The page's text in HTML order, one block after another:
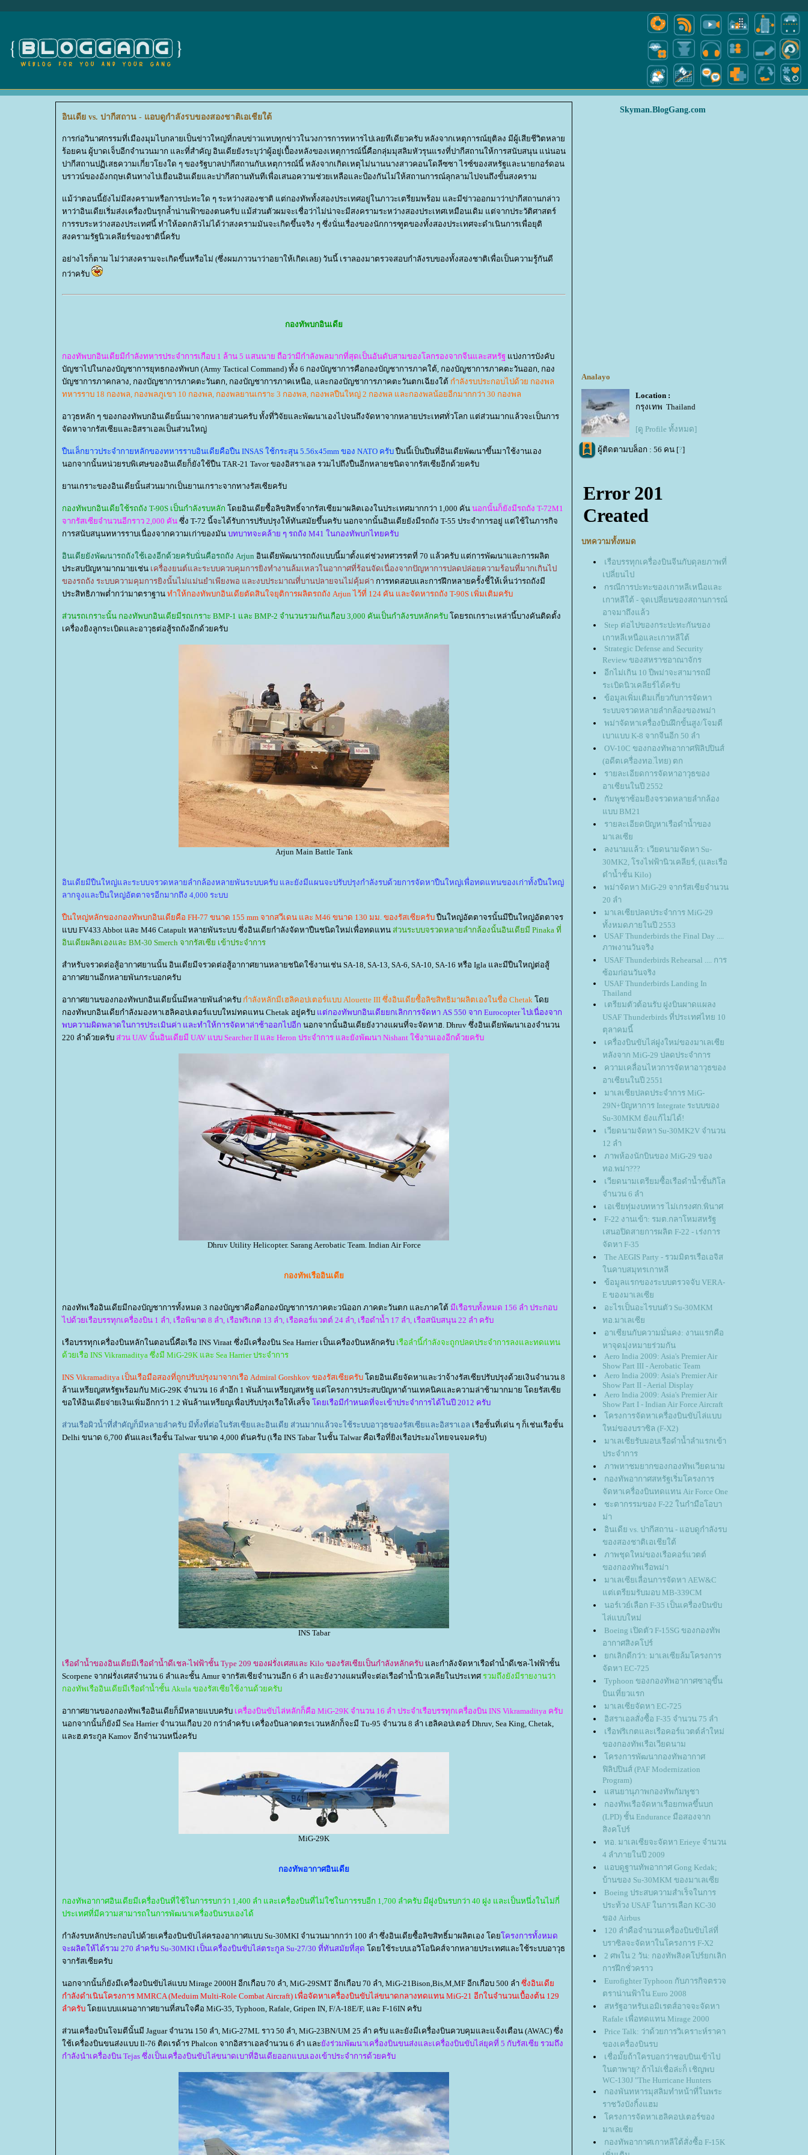
อินเดีย vs. ปากีสถาน - แอบดูกำลังรบของสองชาติเอเชียใต้
การก่อวินาศกรรมที่เมืองมุมไบกลายเป็นข่าวใหญ่ที่กลบข่าวแทบทุกข่าวในวงการการทหารไปเลยทีเดียวครับ หลังจากเหตุการณ์ยุติลง มีผู้เสียชีวิตหลา
ร้อยคน ผู้บาดเจ็บอีกจำนวนมาก และที่สำคัญ อินเดียยังระบุว่าผู้อยู่เบื้องหลังของเหตุการณ์นี้คือกลุ่มมุสลิมหัวรุนแรงที่ปากีสถานให้การสนับสนุน แน่นอน
ปากีสถานปฏิเสธความเกี่ยวโยงใด ๆ ของรัฐบาลปากีสถานกับเหตุการณ์นี้ หลังจากเกิดเหตุไม่นานนางสาวคอนโดลีซซา ไรซ์ของสหรัฐและนายกอร์ดอน
บราวน์ของอังกฤษเดินทางไปเยือนอินเดียและปากีสถานทันทีเพื่อเสนอความช่วยเหลือและป้องกันไม่ให้สถานการณ์ลุกลามไปจนถึงขั้นสงคราม
ม้ว่าตอนนี้ยังไม่มีสงครามหรือการปะทะใด ๆ ระหว่างสองชาติ แต่กองทัพทั้งสองประเทศอยู่ในภาวะเตรียมพร้อม และมีข่าวออกมาว่าปากีสถานกล่าว
หาว่าอินเดียเริ่มส่งเครื่องบินรุกล้ำน่านฟ้าของตนครับ แม้ส่วนตัวผมจะเชื่อว่าไม่น่าจะมีสงครามระหว่างสองประเทศเหมือนเดิม แต่จากประวัติศาสตร์
การรบระหว่างสองประเทศนี้ ทำให้อดกลัวไม่ได้ว่าสงครามมันจะเกิดขึ้นจริง ๆ ซึ่งนั่นเรื่องของนักการฑูตของทั้งสองประเทศจะดำเนินการเพื่อยุติ
สงครามรัฐนิวเคลียร์ของชาตินี้ครับ
อย่างไรก็ตาม ไม่ว่าสงครามจะเกิดขึ้นหรือไม่ (ซึ่งผมภาวนาว่าอยาให้เกิดเลย) วันนี้ เราลองมาตรวจสอบกำลังรบของทั้งสองชาติเพื่อเป็นความรู้กันดี
กว่าครับ
กองทัพบกอินเดี
กองทัพบกอินเดียมีกำลังทหารประจำการเกือบ 1 ล้าน 5 แสนนาย ถือว่ามีกำลังพลมากที่สุดเป็นอันดับสามของโลกรองจากจีนและสหรัฐ บ่งการบังคับ
บัญชาไปในกองบัญชาการยุทธกองทัพบก (Army Tactical Command) ทั้ง 6 กองบัญชาการคือกองบัญชาการภาคใต้, กองบัญชาการภาคตะวันออก, กอง
บัญชาการภาคกลาง, กองบัญชาการภาคตะวันตก, กองบัญชาการภาคเหนือ, และกองบัญชาการภาคตะวันตกเฉียงใต้ กำลังรบประกอบไปด้วย กองพล
ทหารราบ 18 กองพล, กองพลภูเขา 10 กองพล, กองพลยานเกราะ 3 กองพล, กองพลปืนใหญ่ 2 กองพล และกองพลน้อยอีกมากกว่า 30 กองพล
อาวุธหลัก ๆ ของกองทัพบกอินเดียนั้นมาจากหลายส่วนครับ ทั้งที่วิจัยและพัฒนาเองไปจนถึงจัดหาจากหลายประเทศทั่วโลก แต่ส่วนมากแล้วจะเป็นการ
จัดหาจากรัสเซียและอิสราเอลเป็นส่วนใหญ่
ปืนเล็กยาวประจำกายหลักของทหารราบอินเดียคือปืน INSAS ใช้กระสุน 5.56x45mm ของ NATO ครับ ปืนนี้เป็นปืนที่อินเดียพัฒนาขึ้นมาใช้งานเอง
นอกจากนั้นหน่วยรบพิเศษของอินเดียก็ยังใช้ปืน TAR-21 Tavor ของอิสราเอล รวมไปถึงปืนอีกหลายชนิดจากรัสเซียอีกด้วยครับ
านเกราะของอินเดียนั้นส่วนมากเป็นยานเกราะจากทางรัสเซียครับ
กองทัพบกอินเดียใช้รถถัง T-90S เป็นกำลังรบหลัก ดยอินเดียซื้อลิขสิทธิ์จากรัสเซียมาผลิตเองในประเทศมากกว่า 1,000 คัน นอกนั้นก็ยังมีรถถัง T-72M1
จากรัสเซียจำนวนอีกราว 2,000 คัน ซึ่ง T-72 นี้จะได้รับการปรับปรุงให้ทันสมัยขึ้นครับ นอกจากนั้นอินเดียยังมีรถถัง T-55 ประจำการอยู่ แต่ใช้ในภารกิจ
การสนับสนุนทหารราบเนื่องจากความเก่าของมัน บทบาทจะคล้าย ๆ รถถัง M41 ในกองทัพบกไทยครับ
อินเดียยังพัฒนารถถังใช้เองอีกด้วยครับนั่นคือรถถัง Arjun อินเดียพัฒนารถถังแบบนี้มาตั้งแต่ช่วงทศวรรตที่ 70 แล้วครับ แต่การพัฒนาและการผลิต
ประสบปัญหามากมายเช่น เครื่องยนต์และระบบควบคุมการยิงทำงานล้มเหลวในอากาศที่ร้อนจัดเนื่องจากปัญหาการปลดปล่อยความร้อนที่มากเกินไป
ของรถถัง ระบบความคุมการยิงนั้นไม่แม่นยำเพียงพอ และงบประมาณที่บานปลายจนไม่คุ้มค่า การทดสอบและการฝึกหลายครั้งชี้ให้เห็นว่ารถถังมี
ประสิทธิภาพต่ำกว่ามาตราฐาน ทำให้กองทัพบกอินเดียตัดสินใจยุติการผลิตรถถัง Arjun ไว้ที่ 124 คัน และจัดหารถถัง T-90S เพิ่มเติมครับ
ส่วนรถเกราะนั้น กองทัพบกอินเดียมีรถเกราะ BMP-1 และ BMP-2 จำนวนรวมกันเกือบ 3,000 คันเป็นกำลังรบหลักครับ ดยรถเกราะเหล่านี้บางคันติดตั้ง
เครื่องยิงลูกระเบิดและอาวุธต่อสู้รถถังอีกด้วยครับ
Arjun Main Battle Tank
อินเดียมีปืนใหญ่และระบบจรวดหลายลำกล้องหลายพันระบบครับ และยังมีแผนจะปรับปรุงกำลังรบด้วยการจัดหาปืนใหญ่เพื่อทดแทนของเก่าทั้งปืนใหญ่
ลากจูงและปืนใหญ่อัตตาจรอีกมากถึง 4,000 ระบบ
ปืนใหญ่หลักของกองทัพบกอินเดียคือ FH-77 ขนาด 155 mm จากสวีเดน และ M46 ขนาด 130 มม. ของรัสเซียครับ ปืนใหญ่อัตตาจรนั้นมีปืนใหญ่อัตตาจร
บบ FV433 Abbot และ M46 Catapult หลายพันระบบ ซึ่งอินเดียกำลังจัดหาปืนชนิดใหม่เพื่อทดแทน ส่วนระบบจรวดหลายลำกล้องนั้นอินเดียมี Pinaka ที่
อินเดียผลิตเองและ BM-30 Smerch จากรัสเซีย เข้าประจำการ
สำหรับจรวดต่อสู้อากาศยานนั้น อินเดียมีจรวดต่อสู้อากาศยานหลายชนิดใช้งานเช่น SA-18, SA-13, SA-6, SA-10, SA-16 หรือ Igla และมีปืนใหญ่ต่อสู้
อากาศยานอีกหลายพันกระบอกครับ
อากาศยานของกองทัพบกอินเดียนั้นมีหลายพันลำครับ กำลังหลักมีเฮลิคอปเตอร์แบบ Alouette III ซึ่งอินเดียซื้อลิขสิทธิมาผลิตเองในชื่อ Chetak ด
กองทัพบกอินเดียกำลังมองหาเฮลิคอปเตอร์แบบใหม่ทดแทน Chetak อยู่ครับ ต่กองทัพบกอินเดียยกเลิกการจัดหา AS 550 จาก Eurocopter ไปเนื่องจาก
พบความผิดพลาดในการประเมินค่า และทำให้การจัดหาล่าช้าออกไปอีก นอกจากนั้นอินเดียยังวางแผนที่จะจัดหาฮ. Dhruv ซึ่งอินเดียพัฒนาเองจำนวน
220 ลำด้วยครับ ส่วน UAV นั้นอินเดียมี UAV แบบ Searcher II และ Heron ประจำการ และยังพัฒนา Nishant ใช้งานเองอีกด้วยครับ
Dhruv Utility Helicopter. Sarang Aerobatic Team. Indian Air Force
กองทัพเรืออินเดี
กองทัพเรืออินเดียมีกองบัญชาการทั้งหมด 3 กองบัญชาคีอคือกองบัญชาการภาคตะวนัออก ภาคตะวันตก และภาคใต้ มีเรือรบทั้งหมด 156 ลำ ประกอบ
ไปด้วยเรือบรรทุกเครื่องบิน 1 ลำ, เรือพิฆาต 8 ลำ, เรือฟริเกต 13 ลำ, เรือคอร์แวตต์ 24 ลำ, เรือดำน้ำ 17 ลำ, เรือสนับสนุน 22 ลำ ครับ
เรือบรรทุกเครื่องบินหลักในตอนนี้คือเรือ INS Viraat ซึ่งมีเครื่องบิน Sea Harrier เป็นเครืองบินหลักครับ เรือลำนี้กำลังจะถูกปลดประจำการลงและทดแทน
ด้วยเรือ INS Vikramaditya ซึ่งมี MiG-29K และ Sea Harrier ประจำการ
INS Vikramaditya เป็นเรือมือสองที่ถูกปรับปรุงมาจากเรือ Admiral Gorshkov ของรัสเซียครับ ดยอินเดียจัดหาและว่าจ้างรัสเซียปรับปรุงด้วยเงินจำนวน 8
ล้านเหรียญสหรัฐพร้อมกับ MiG-29K จำนวน 16 ลำอีก 1 พันล้านเหรียญสหรัฐ แต่โครงการประสบปัญหาด้านเทคนิคและความล่าช้ามากมาย โดยรัสเซี
ขอให้อินเดียจ่ายเงินเพิ่มอีกกว่า 1.2 พันล้านเหรียญเพื่อปรับปรุงเรือให้เสร็จ ดยเรือมีกำหนดที่จะเข้าประจำการได้ในปี 2012 ครับ
ส่วนเรือผิวน้ำที่สำคัญก็มีหลายลำครับ มีทั้งที่ต่อในรัสเซียและอินเดีย ส่วนมากแล้วจะใช้ระบบอาวุธของรัสเซียและอิสราเอล เรือชั้นที่เด่น ๆ ก็เช่นเรือชั้น
Delhi ขนาด 6,700 ตันและเรือชั้น Talwar ขนาด 4,000 ตันครับ (เรือ INS Tabar ในชั้น Talwar คือเรือที่ยิงเรือประมงไทยจนจมครับ)
INS Tabar
เรือดำน้ำของอินเดียมีเรือดำน้ำดีเชล-ไฟฟ้าชั้น Type 209 ของฝรั่งเศสและ Kilo ของรัสเซียเป็นกำลังหลักครับ ละกำลังจัดหาเรือดำน้ำดีเซล-ไฟฟ้าชั้น
Scorpene จากฝรั่งเศสจำนวน 6 ลำและชั้น Amur จากรัสเซียจำนวนอีก 6 ลำ และยังวางแผนที่จะต่อเรือดำน้ำนิวเคลียในประเทศ รวมถึงยังมีรายงานว่า
กองทัพเรืออินเดียมีเรือดำน้ำชั้น Akula ของรัสเซียใช้งานด้วยครับ
อากาศยานของกองทัพเรืออินเดียก็มีหลายแบบครับ เครื่องบินขับไล่หลักก็คือ MiG-29K จำนวน 16 ลำ ประจำเรือบรรทุกเครื่องบิน INS Vikramaditya ครับ
นอกจากนั้นก็ยังมี Sea Harrier จำนวนเกือบ 20 กว่าลำครับ เครื่องบินลาดตระเวนหลักก็จะมี Tu-95 จำนวน 8 ลำ เฮลิคอปเตอร์ Dhruv, Sea King, Chetak,
ละฮ.ตระกูล Kamov อีกจำนวนหนึ่งครับ
MiG-29K
กองทัพอากาศอินเดี
กองทัพอากาศอินเดียมีเครื่องบินที่ใช้ในการรบกว่า 1,400 ลำ และเครื่องบินที่ไม่ใช่ในการรบอีก 1,700 ลำครับ มีฝูงบินรบกว่า 40 ฝูง และเป็นหนึ่งในไม่กี่
ประเทศที่มีความสามารถในการพัฒนาเครื่องบินรบเองได้
กำลังรบหลักประกอบไปด้วยเครื่องบินขับไล่ครองอากาศแบบ Su-30MKI จำนวนมากกว่า 100 ลำ ซึ่งอินเดียซื้อลิขสิทธิ์มาผลิตเอง โดครงการทั้งหมด
จะผลิตให้ได้รวม 270 ลำครับ Su-30MKI เป็นเครื่องบินขับไล่ตระกูล Su-27/30 ที่ทันสมัยที่สุด ดยใช้ระบบเอวิโอนิคส์จากหลายประเทศและใช้ระบบอาวุธ
จากรัสเซียครับ
นอกจากนั้นก็ยังมีเครื่องบินขับไล่แบบ Mirage 2000H อีกเกือบ 70 ลำ, MiG-29SMT อีกเกือบ 70 ลำ, MiG-21Bison,Bis,M,MF อีกเกือบ 500 ลำ ซึ่งอินเดี
กำลังดำเนินโครงการ MMRCA (Meduim Multi-Role Combat Aircraft) เพื่อจัดหาเครื่องบินขับไล่ขนาดกลางทดแทน MiG-21 อีกในจำนวนเบื้องต้น 129
ลำครับ ดยแบบแผนอากาศยานที่สนใจคือ MiG-35, Typhoon, Rafale, Gripen IN, F/A-18E/F, และ F-16IN ครับ
ส่วนเครื่องบินโจมตีนั้นมี Jaguar จำนวน 150 ลำ, MiG-27ML ราว 50 ลำ, MiG-23BN/UM 25 ลำ ครับ และยังมีเครื่องบินควบคุมและแจ้งเตือน (AWAC) ซึ่ง
ช้เครื่องบินขนส่งแบบ Il-76 ติดเรด้าร Phalcon จากอิสราเอลจำนวน 6 ลำ และังร่วมพัฒนาเครื่องบินขนส่งและเครื่องบินขับไล่ยุคที่ 5 กับรัสเซีย รวมถึง
กำลังนำเครื่องบิน Tejas ซึ่งเป็นเครื่องบินขับไล่ขนาดเบาที่อินเดียออกแบบเองเข้าประจำการด้วยครับ
Skyman.BlogGang.com
Analayo
Location :
กรุงเทพ Thailand
[ดู Profile ทั้งหมด]
ผู้ติดตามบล็อก : 56 คน [?]
บทความทั้งหมด
เรือบรรทุกเครื่องบินจีนกับดุลยภาพที่
เปลี่ยนไป
กรณีการปะทะของเกาหลีเหนือและ
เกาหลีใต้ - จุดเปลี่ยนของสถานการณ์
อาจมาถึงแล้ว
Step ต่อไปของกระปะทะกันของ
เกาหลีเหนือและเกาหลีใต้
Strategic Defense and Security
Review ของสหราชอาณาจักร
อีกไม่เกิน 10 ปีพม่าจะสามารถมี
ระเบิดนิวเคลียร์ได้ครับ
ข้อมูลเพิ่มเติมเกี่ยวกับการจัดหา
ระบบจรวดหลายลำกล้องของพม่า
พม่าจัดหาเครื่องบินฝึกขั้นสูง/โจมตี
เบาแบบ K-8 จากจีนอีก 50 ลำ
OV-10C ของกองทัพอากาศฟิลิปปินส์
(อดีตเครื่องทอ.ไทย) ตก
รายละเอียดการจัดหาอาวุธของ
อาเซียนในปี 2552
กัมพูชาซ้อมยิงจรวดหลายลำกล้อง
บบ BM21
รายละเอียดปัญหาเรือดำน้ำของ
มาเลเซี
ลงนามแล้ว: เวียดนามจัดหา Su-
30MK2, โรงไฟฟ้านิวเคลียร์, (และเรือ
ดำน้ำชั้น Kilo)
พม่าจัดหา MiG-29 จากรัสเซียจำนวน
20 ลำ
มาเลเซียปลดประจำการ MiG-29
ทั้งหมดภายในปี 2553
USAF Thunderbirds the Final Day ....
ภาพงานวันจริง
USAF Thunderbirds Rehearsal .... การ
ซ้อมก่อนวันจริง
USAF Thunderbirds Landing In
Thailand
เตรียมตัวต้อนรับ ฝูงบินผาดแผลง
USAF Thunderbirds ที่ประเทศไทย 10
ตุลาคมนี้
เครื่องบินขับไล่ฝูงใหม่ของมาเลเซี
หลังจาก MiG-29 ปลดประจำการ
ความเคลื่อนไหวการจัดหาอาวุธของ
อาเซียนในปี 2551
มาเลเซียปลดประจำการ MiG-
29N+ปัญหาการ Integrate ระบบของ
Su-30MKM ยังแก้ไม่ได้!
เวียดนามจัดหา Su-30MK2V จำนวน
12 ลำ
ภาพห้องนักบินของ MiG-29 ของ
ทอ.พม่า???
เวียดนามเตรียมซื้อเรือดำน้ำชั้นกิโล
จำนวน 6 ลำ
เอเชียทุ่มงบทหาร ไม่เกรงศก.พินาศ
F-22 งานเข้า: รมต.กลาโหมสหรัฐ
เสนอปิดสายการผลิต F-22 - เร่งการ
จัดหา F-35
The AEGIS Party - รวมมิตรเรือเอจิส
นคาบสมุทรเกาหลี
ข้อมูลแรกของระบบตรวจจับ VERA-
E ของมาเลเซี
อะไรเป็นอะไรบนตัว Su-30MKM
ทอ.มาเลเซี
อาเซียนกับความมั่นคง: งานแรกคือ
หาจุดมุ่งหมายร่วมกัน
Aero India 2009: Asia's Premier Air
Show Part III - Aerobatic Team
Aero India 2009: Asia's Premier Air
Show Part II - Aerial Display
Aero India 2009: Asia's Premier Air
Show Part I - Indian Air Force Aircraft
ครงการจัดหาเครื่องบินขับไล่แบบ
หม่ของบราซิล (F-X2)
มาเลเซียรับมอบเรือดำน้ำลำแรกเข้า
ประจำการ
ภาพหาชมยากของกองทัพเวียดนาม
กองทัพอากาศสหรัฐเริ่มโครงการ
จัดหาเครื่องบินทดแทน Air Force One
ชะตากรรมของ F-22 ในกำมือโอบา
ม่า
อินเดีย vs. ปากีสถาน - แอบดูกำลังรบ
ของสองชาติเอเชียใต้
ภาพชุดใหม่ของเรือคอร์แวตต์
ของกองทัพเรือพม่า
มาเลเซียเลื่อนการจัดหา AEW&C
ต่เตรียมรับมอบ MB-339CM
นอร์เวย์เลือก F-35 เป็นเครื่องบินขับ
ไล่แบบใหม่
Boeing เปิดตัว F-15SG ของกองทัพ
อากาศสิงคโปร์
กเลิกดีกว่า: มาเลเซียล้มโครงการ
จัดหา EC-725
Typhoon ของกองทัพอากาศซาอุขึ้น
บินเที่ยวแรก
มาเลเซียจัดหา EC-725
อิสราเอลสั่งซื้อ F-35 จำนวน 75 ลำ
เรือฟริเกตและเรือคอร์แวตต์ลำใหม่
ของกองทัพเรือเวียดนาม
ครงการพัฒนากองทัพอากาศ
ฟิลิปปินส์ (PAF Modernization
Program)
สนยานุภาพกองทัพกัมพูชา
กองทัพเรือจัดหาเรือยกพลขึ้นบก
(LPD) ชั้น Endurance มือสองจาก
สิงคโปร์
ทอ. มาเลเซียจะจัดหา Erieye จำนวน
4 ลำภายในปี 2009
อบดูฐานทัพอากาศ Gong Kedak;
บ้านของ Su-30MKM ของมาเลเซี
Boeing ประสบความสำเร็จในการ
ประท้วง USAF ในการเลือก KC-30
ของ Airbus
120 ลำคือจำนวนเครื่องบินขับไล่ที่
บราซิลจะจัดหาในโครงการ F-X2
2 ศพใน 2 วัน: กองทัพสิงคโปร์ยกเลิก
การฝึกชั่วคราว
Eurofighter Typhoon กับภารกิจตรวจ
ตราน่านฟ้าใน Euro 2008
สหรัฐอาหรับเอมิเรตส์อาจจะจัดหา
Rafale เพื่อทดแทน Mirage 2000
Price Talk: ว่าด้วยการวิเคราะห์ราคา
ของเครื่องบินรบ
เชื่อมั๊ยถ้าใครบอกว่าชอบบินเข้าไป
นตาพายุ? ถ้าไม่เชื่อล่ะก็ เชิญพบ
WC-130J "The Hurricane Hunters
กองพันทหารมุสลิมทำหน้าที่ในพระ
ราชวังบังกิ้งแฮม
ครงการจัดหาเฮลิคอปเตอร์ของ
มาเลเซี
กองทัพอากาศเกาหลีใต้สั่งซื้อ F-15K